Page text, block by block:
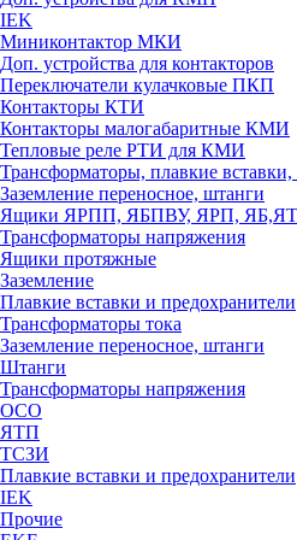
IEK
Миниконтактор МКИ
Доп. устройства для контакторов
Переключатели кулачковые ПКП
Контакторы КТИ
Контакторы малогабаритные КМИ
Тепловые реле РTИ для КМИ
Трансформаторы, плавкие
Заземление переносное, штанги
Ящики ЯРПП, ЯБПВУ, ЯРП,
Трансформаторы напряжения
Ящики протяжные
Заземление
Плавкие вставки и предохранители
Трансформаторы тока
Заземление переносное, штанги
Штанги
Трансформаторы напряжения
ОСО
ЯТП
ТСЗИ
Плавкие вставки и предохранители
IEK
Прочие